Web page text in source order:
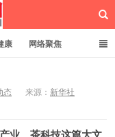
康 网络聚焦
态 来源： 新华社